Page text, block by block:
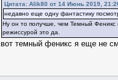
Цитата: Alik80 от 14 Июнь 2019,
недавно еще одну фантастику
Ну он то получше, чем Темный Феникс
режиссурой это да.
вот темный феникс я еще не